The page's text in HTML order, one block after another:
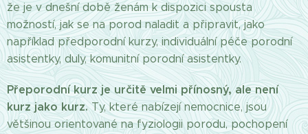
že je v dnešní době ženám k dispozici spousta
možností, jak se na porod naladit a připravit, jako
například předporodní kurzy, individuální péče porodní
asistentky, duly, komunitní porodní asistentky.
Přeporodní kurz je určitě velmi přínosný, ale není
kurz jako kurz.Ty, které nabízejí nemocnice, jsou
většinou orientované na fyziologii porodu, pochopení